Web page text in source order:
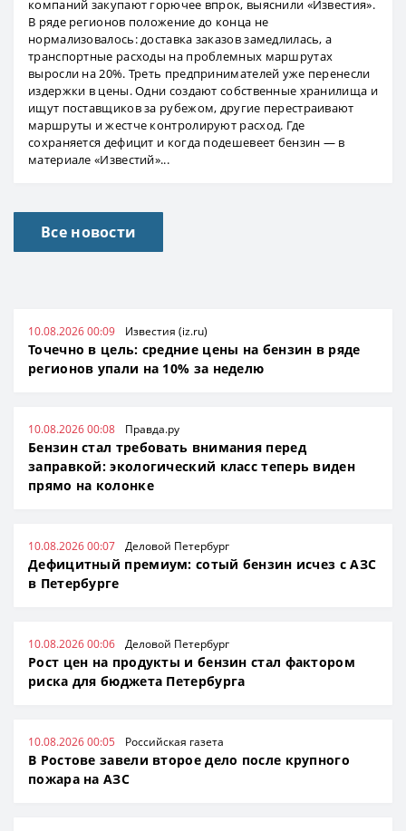
компаний закупают горючее впрок, выяснили «Известия».
В ряде регионов положение до конца не
нормализовалось: доставка заказов замедлилась, а
транспортные расходы на проблемных маршрутах
выросли на 20%. Треть предпринимателей уже перенесли
издержки в цены. Одни создают собственные хранилища и
ищут поставщиков за рубежом, другие перестраивают
маршруты и жестче контролируют расход. Где
сохраняется дефицит и когда подешевеет бензин — в
материале «Известий»...
Все новости
10.08.2026 00:09 Известия (iz.ru)
Точечно в цель: средние цены на бензин в ряде
регионов упали на 10% за неделю
10.08.2026 00:08 Правда.ру
Бензин стал требовать внимания перед
заправкой: экологический класс теперь виден
прямо на колонке
10.08.2026 00:07 Деловой Петербург
Дефицитный премиум: сотый бензин исчез с АЗС
в Петербурге
10.08.2026 00:06 Деловой Петербург
Рост цен на продукты и бензин стал фактором
риска для бюджета Петербурга
10.08.2026 00:05 Российская газета
В Ростове завели второе дело после крупного
пожара на АЗС